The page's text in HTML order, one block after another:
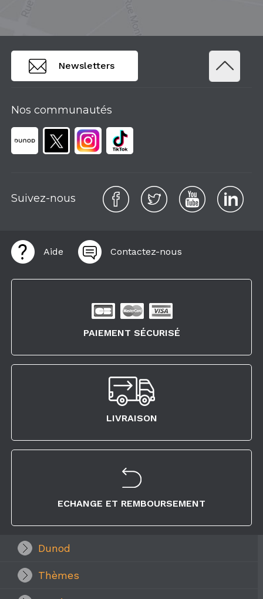
Newsletters
Nos communautés
Suivez-nous
Aide Contactez-nous
PAIEMENT SÉCURISÉ
LIVRAISON
ECHANGE ET REMBOURSEMENT
Dunod
Thèmes